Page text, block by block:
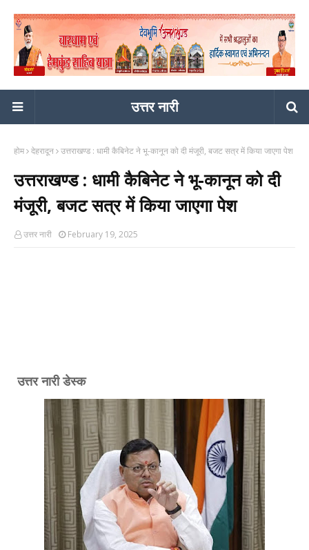
उत्तर नारी
होम देहरादून उत्तराखण्ड : धामी कैबिनेट ने भू-कानून को दी मंजूरी, बजट सत्र में किया जाएगा पेश
उत्तराखण्ड : धामी कैबिनेट ने भू-कानून को दी
मंजूरी, बजट सत्र में किया जाएगा पेश
उत्तर नारी February 19, 2025
उत्तर नारी डेस्क